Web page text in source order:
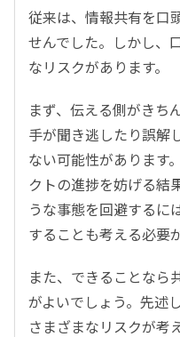
従来は、情報共有を口
せんでした。しかし、
なリスクがあります。
まず、伝える側がきち
手が聞き逃したり誤解
ない可能性があります
クトの進捗を妨げる結
うな事態を回避するに
することも考える必要
また、できることなら
がよいでしょう。先述
さまざまなリスクが考